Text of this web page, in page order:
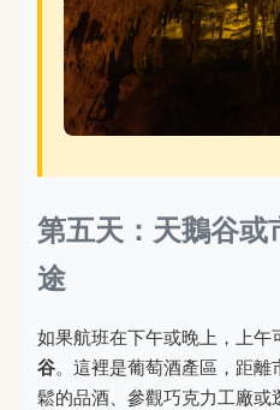
第五天：天鵝谷或
途
如果航班在下午或晚上，上午
谷。這裡是葡萄酒產區，距
鬆的品酒、參觀巧克力工廠或